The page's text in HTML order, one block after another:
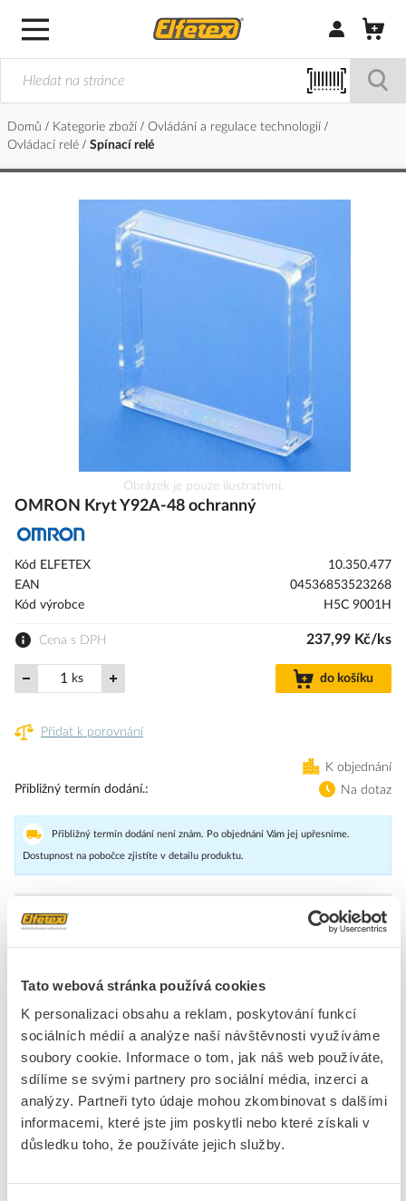
Tato webová stránka používá cookies
K personalizaci obsahu a reklam, poskytování funkcí
sociálních médií a analýze naší návštěvnosti využíváme
soubory cookie. Informace o tom, jak náš web používáte,
sdílíme se svými partnery pro sociální média, inzerci a
analýzy. Partneři tyto údaje mohou zkombinovat s dalšími
informacemi, které jste jim poskytli nebo které získali v
důsledku toho, že používáte jejich služby.
Přihlásit/
Domů Kategorie zboží
Ovládání a regulace technologií
Ovládací relé
Spínací relé
na
galerie
s
Obrázek je pouze ilustrativní.
OMRON Kryt Y92A-48 ochranný
Kód ELFETEX
10.350.477
EAN
04536853523268
Kód výrobce
H5C 9001H
Cena s DPH 237,99 Kč/ks
ks do košíku
Přidat k porovnání
K objednání
Přibližný termín dodání.
Na dotaz
Přibližný termín dodání není znám. Po objednání Vám jej upřesníme.
Dostupnost na pobočce zjistíte v detailu produktu.
Ochranný kryt pro zařízení DIN48x48mm, tvrdý plast (mělký)
Příslušenství pro spínací relé
Typ příslušenství
Krycí víčko
Náhradní díl
Ne
Ke stažení